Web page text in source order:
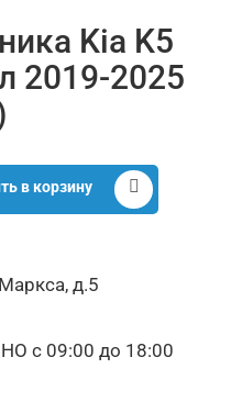
Kia K5
2019-2025
в корзину
д.5
с 09:00 до 18:00